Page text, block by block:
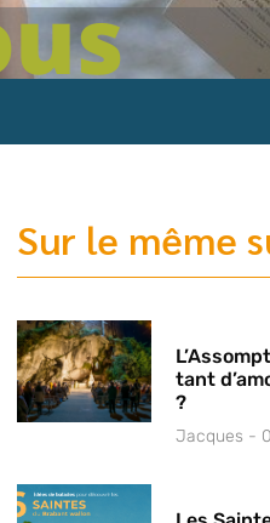
Sur le même
tant
?
Jacques